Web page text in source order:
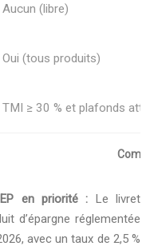
Aucun (libre)
Oui (tous produits)
TMI ≥ 30 % et plafonds
en priorité : Le livret
d’épargne réglementée
avec un taux de 2,5 %